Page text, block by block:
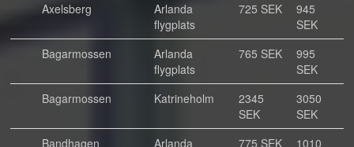
Axelsberg
Arlanda
flygplats
725 SEK
945
SEK
Bagarmossen
Arlanda
flygplats
765 SEK
995
SEK
Bagarmossen
Katrineholm
2345
SEK
3050
SEK
Bandhagen
Arlanda 775 SEK 1010